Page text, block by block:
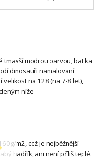
tmavší modrou barvou, batika
dinosauři namalovaní
velikost na 128 (na 7-8 let),
níže.
m2, což je nejběžnější
hadřík, ani není příliš teplé.